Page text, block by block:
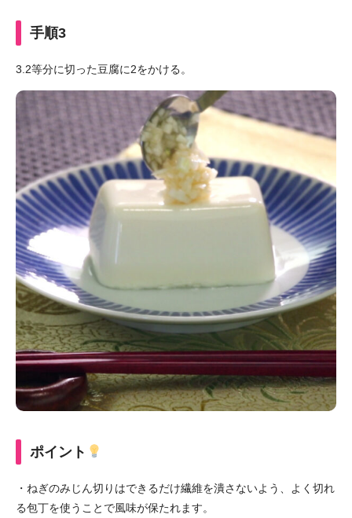
手順3
3.2等分に切った豆腐に2をかける。
ポイント
・ねぎのみじん切りはできるだけ繊維を潰さないよう、よく切れ
る包丁を使うことで風味が保たれます。